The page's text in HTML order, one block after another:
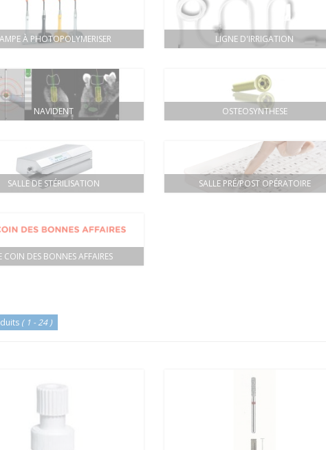
À PHOTOPOLYMERISER LIGNE D'IRRIGATION
NAVIDENT OSTEOSYNTHESE
SALLE DE STÉRILISATION SALLE PRÉ/POST OPÉRATOIRE
COIN DES BONNES AFFAIRES
( 1 - 24 )